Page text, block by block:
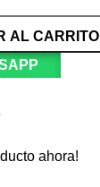
AL CARRITO
ahora!